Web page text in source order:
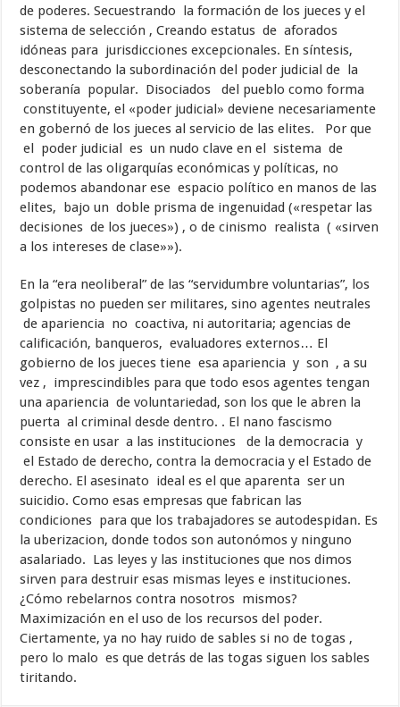
de poderes. Secuestrando la formación de los jueces y el
sistema de selección , Creando estatus de aforados
idóneas para jurisdicciones excepcionales. En síntesis,
desconectando la subordinación del poder judicial de la
soberanía popular. Disociados del pueblo como forma
constituyente, el «poder judicial» deviene necesariamente
en gobernó de los jueces al servicio de las elites. Por que
el poder judicial es un nudo clave en el sistema de
control de las oligarquías económicas y políticas, no
podemos abandonar ese espacio político en manos de las
elites, bajo un doble prisma de ingenuidad («respetar las
decisiones de los jueces») , o de cinismo realista ( «sirven
a los intereses de clase»»).
En la “era neoliberal” de las “servidumbre voluntarias”, los
golpistas no pueden ser militares, sino agentes neutrales
de apariencia no coactiva, ni autoritaria; agencias de
calificación, banqueros, evaluadores externos… El
gobierno de los jueces tiene esa apariencia y son , a su
vez , imprescindibles para que todo esos agentes tengan
una apariencia de voluntariedad, son los que le abren la
puerta al criminal desde dentro. . El nano fascismo
consiste en usar a las instituciones de la democracia y
el Estado de derecho, contra la democracia y el Estado de
derecho. El asesinato ideal es el que aparenta ser un
suicidio. Como esas empresas que fabrican las
condiciones para que los trabajadores se autodespidan. Es
la uberizacion, donde todos son autonómos y ninguno
asalariado. Las leyes y las instituciones que nos dimos
sirven para destruir esas mismas leyes e instituciones.
¿Cómo rebelarnos contra nosotros mismos?
Maximización en el uso de los recursos del poder.
Ciertamente, ya no hay ruido de sables si no de togas ,
pero lo malo es que detrás de las togas siguen los sables
tiritando.